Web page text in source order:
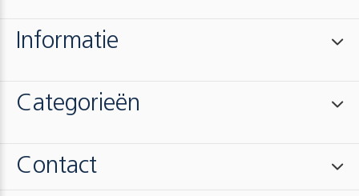
Informatie
Categorieën
Contact